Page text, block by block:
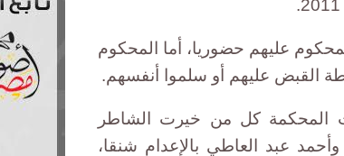
عليهم حضوريا، أما المحكوم
القبض عليهم أو سلموا أنفسهم.
المحكمة كل من خيرت الشاطر
وأحمد عبد العاطي بالإعدام شنقا،